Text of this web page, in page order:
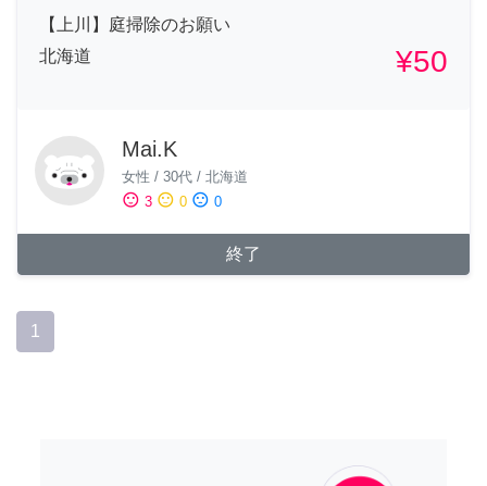
【上川】庭掃除のお願い
北海道
¥50
Mai.K
女性 / 30代 / 北海道
sentiment_satisfied 3 sentiment_neutral 0 sentiment_dissatisfied 0
終了
1